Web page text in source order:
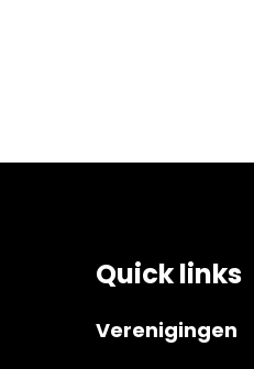
Quick links
Verenigingen